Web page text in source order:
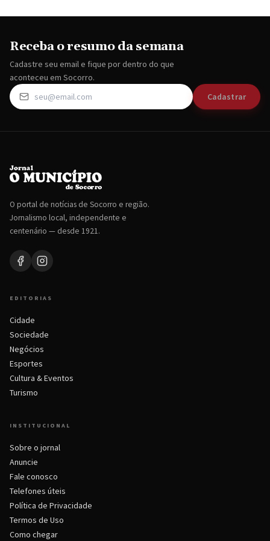
Receba o resumo da semana
Cadastre seu email e fique por dentro do que
aconteceu em Socorro.
Cadastrar
O portal de notícias de Socorro e região.
Jornalismo local, independente e
centenário — desde 1921.
EDITORIAS
Cidade
Sociedade
Negócios
Esportes
Cultura & Eventos
Turismo
INSTITUCIONAL
Sobre o jornal
Anuncie
Fale conosco
Telefones úteis
Política de Privacidade
Termos de Uso
Como chegar